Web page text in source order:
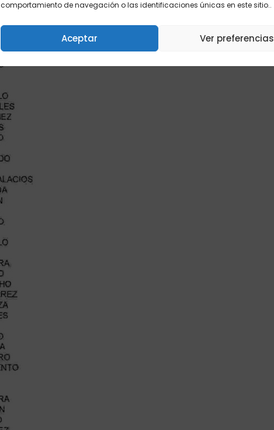
comportamiento de navegación o las identificaciones únicas en este sitio..
Aceptar Ver preferencias